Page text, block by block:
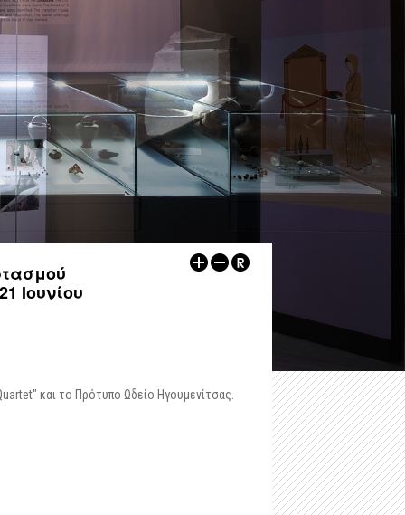
-Αρχαιολογικοί Χώροι
Φυλλάδια
-Εκθέσεις
-Αρχαιολογικοί Χώροι
-Εκπαιδευτικά
Ψηφιακές Εκδόσεις
Άρθρα
Αρχαιολογικός Χώρος Ελέας
Αρχαιολογικός Χώρος Ντόλιανης
-Αρχαιολογικός Χώρος Δυμοκάστρου
-Αρχαιολογικός Χώρος Πύργου Ραγίου
Λοιποί Xώροι / Μνημεία
Kάστρο Μαργαριτίου
Οχυρωμένος οικισμός στη χερσόνησο της Λυγιάς
Ρωμαϊκό νεκροταφείο Μαζαρακιάς
Οι υδρόμυλοι του Μαργαριτίου
Ιουνίου
και το Πρότυπο Ωδείο Ηγουμενίτσας.